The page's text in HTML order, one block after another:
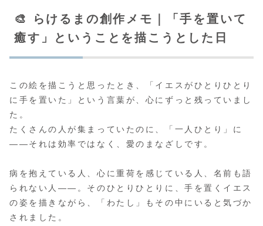
🎨 らけるまの創作メモ｜「手を置いて
癒す」ということを描こうとした日
この絵を描こうと思ったとき、「イエスがひとりひとり
に手を置いた」という言葉が、心にずっと残っていまし
た。
たくさんの人が集まっていたのに、「一人ひとり」に
――それは効率ではなく、愛のまなざしです。
病を抱えている人、心に重荷を感じている人、名前も語
られない人――。そのひとりひとりに、手を置くイエス
の姿を描きながら、「わたし」もその中にいると気づか
されました。